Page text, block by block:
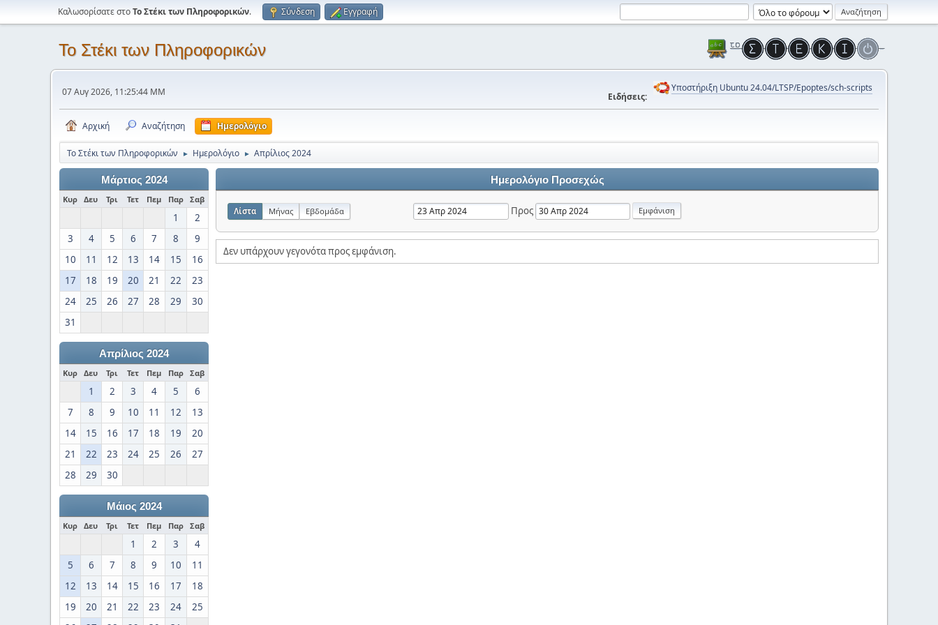
Καλωσορίσατε στοΤο Στέκι των Πληροφορικών. Σύνδεση Εγγραφή
Το Στέκι των Πληροφορικών
07 Αυγ 2026, 11:25:44 ΜΜ Ειδήσεις:
Υποστήριξη Ubuntu 24.04/LTSP/Epoptes/sch-scripts
Αρχική Αναζήτηση Ημερολόγιο
Το Στέκι των Πληροφορικών ► Ημερολόγιο ► Απρίλιος 2024
Μάρτιος 2024
Κυρ Δευ Τρι Τετ Πεμ Παρ Σαβ
1
2
3
4 5 6 7 8
9
10
11 12 13 14 15
16
17
18 19 20 21 22
23
24
25 26 27 28 29
30
31
Απρίλιος 2024
Κυρ Δευ Τρι Τετ Πεμ Παρ Σαβ
1 2 3 4 5
6
7
8 9 10 11 12
13
14
15 16 17 18 19
20
21
22 23 24 25 26
27
28
29 30
Μάιος 2024
Κυρ Δευ Τρι Τετ Πεμ Παρ Σαβ
1 2 3
4
5
6 7 8 9 10
11
12
13 14 15 16 17
18
19
20 21 22 23 24
25
Ημερολόγιο Προσεχώς
Λίστα Μήνας Εβδομάδα Προς
Δεν υπάρχουν γεγονότα προς εμφάνιση.